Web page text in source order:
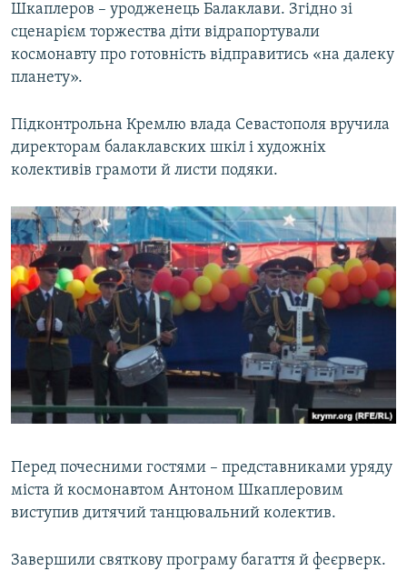
Шкаплеров – уродженець Балаклави. Згідно зі
сценарієм торжества діти відрапортували
космонавту про готовність відправитись «на далеку
планету».
Підконтрольна Кремлю влада Севастополя вручила
директорам балаклавских шкіл і художніх
колективів грамоти й листи подяки.
Перед почесними гостями – представниками уряду
міста й космонавтом Антоном Шкаплеровим
виступив дитячий танцювальний колектив.
Завершили святкову програму багаття й феєрверк.